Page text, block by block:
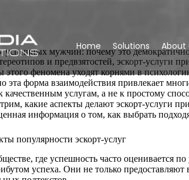
Home Solutions About
успешных мужчин: почему это
и предвзятостей, эскорт-услуги
феномена уходят корнями в
эта форма взаимодействия привлекает
услугам, а не к простому
какие аспекты делают эскорт-услуги
информация о том, как выбрать
популярности эскорт-услуг
где успешность часто оценивается
успеха. Они не только